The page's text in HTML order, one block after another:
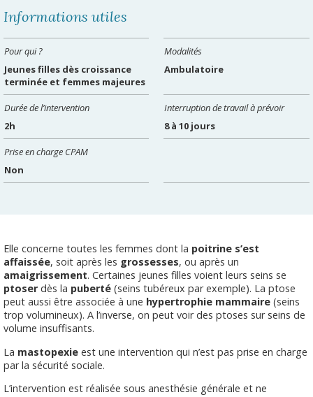
Informations utiles
Pour qui ?
Jeunes filles dès croissance
terminée et femmes majeures
Modalités
Ambulatoire
Durée de l’intervention
2h
Interruption de travail à prévoir
8 à 10 jours
Prise en charge CPAM
Non
Elle concerne toutes les femmes dont la poitrine s’est
affaissée, soit après les grossesses, ou après un
amaigrissement. Certaines jeunes filles voient leurs seins se
ptoser dès la puberté (seins tubéreux par exemple). La ptose
peut aussi être associée à une hypertrophie mammaire (seins
trop volumineux). A l’inverse, on peut voir des ptoses sur seins de
volume insuffisants.
La mastopexie est une intervention qui n’est pas prise en charge
par la sécurité sociale.
L’intervention est réalisée sous anesthésie générale et ne